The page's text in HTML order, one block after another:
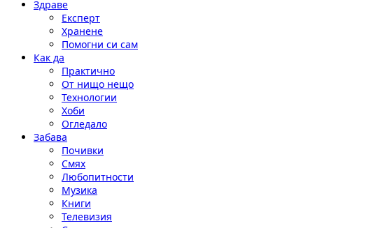
Здраве
Експерт
Хранене
Помогни си сам
Как да
Практично
От нищо нещо
Технологии
Хоби
Огледало
Забава
Почивки
Смях
Любопитности
Музика
Книги
Телевизия